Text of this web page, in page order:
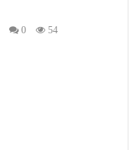
0 54